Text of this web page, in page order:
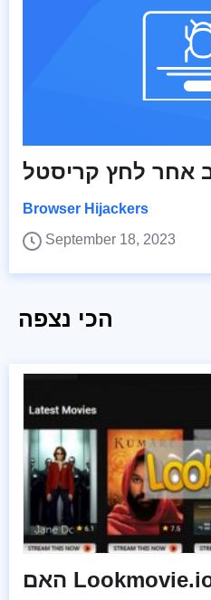
אחר לחץ קריסטל
Browser Hijackers
September 18, 2023
הכי נצפה